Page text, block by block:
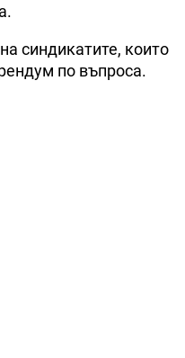
синдикатите, които
по въпроса.